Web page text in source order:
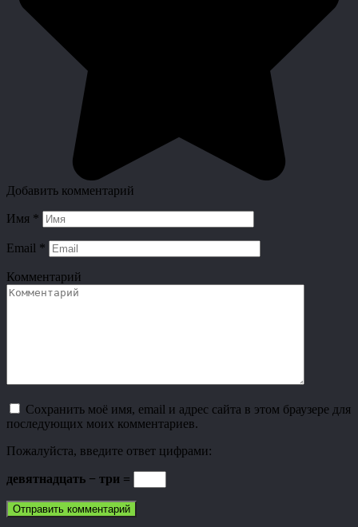
Добавить комментарий
Имя *
Email *
Комментарий
Сохранить моё имя, email и адрес сайта в этом браузере для
последующих моих комментариев.
Пожалуйста, введите ответ цифрами:
девятнадцать − три =